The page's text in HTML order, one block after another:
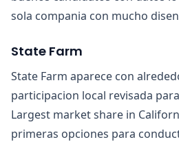
sola compania con mucho
State Farm
State Farm aparece con
participacion local revisada
Largest market share in
primeras opciones para